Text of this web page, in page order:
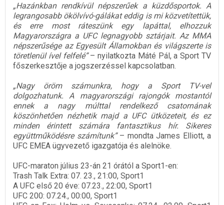
„Hazánkban rendkívül népszerűek a küzdősportok. A
legrangosabb ökölvívó-gálákat eddig is mi közvetítettük,
és erre most ráteszünk egy lapáttal, elhozzuk
Magyarországra a UFC legnagyobb sztárjait. Az MMA
népszerűsége az Egyesült Államokban és világszerte is
töretlenül ível felfelé”– nyilatkozta Máté Pál, a Sport TV
főszerkesztője a jogszerzéssel kapcsolatban.
„Nagy öröm számunkra, hogy a Sport TV-vel
dolgozhatunk. A magyarországi rajongók mostantól
ennek a nagy múlttal rendelkező csatornának
köszönhetően nézhetik majd a UFC ütközeteit, és ez
minden érintett számára fantasztikus hír. Sikeres
együttműködésre számítunk”– mondta James Elliott, a
UFC EMEA ügyvezető igazgatója és alelnöke.
UFC-maraton július 23-án 21 órától a Sport1-en:
Trash Talk Extra: 07. 23., 21:00, Sport1
A UFC első 20 éve: 07.23., 22:00, Sport1
UFC 200: 07.24., 00:00, Sport1